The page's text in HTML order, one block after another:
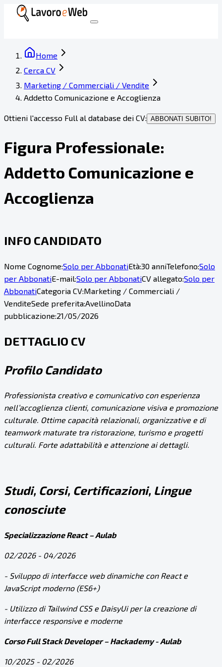
Home
Cerca CV
Marketing / Commerciali / Vendite
Addetto Comunicazione e Accoglienza
Ottieni l'accesso Full al database dei CV: ABBONATI SUBITO!
Figura Professionale:
Addetto Comunicazione e
Accoglienza
INFO CANDIDATO
Nome Cognome:Solo per AbbonatiEtà:30 anniTelefono:Solo
per AbbonatiE-mail:Solo per AbbonatiCV allegato:Solo per
AbbonatiCategoria CV:Marketing / Commerciali /
VenditeSede preferita:AvellinoData
pubblicazione:21/05/2026
DETTAGLIO CV
Profilo Candidato
Professionista creativo e comunicativo con esperienza
nell’accoglienza clienti, comunicazione visiva e promozione
culturale. Ottime capacità relazionali, organizzative e di
teamwork maturate tra ristorazione, turismo e progetti
culturali. Forte adattabilità e attenzione ai dettagli.
Studi, Corsi, Certificazioni, Lingue
conosciute
Specializzazione React – Aulab
02/2026 - 04/2026
- Sviluppo di interfacce web dinamiche con React e
JavaScript moderno (ES6+)
- Utilizzo di Tailwind CSS e DaisyUi per la creazione di
interfacce responsive e moderne
Corso Full Stack Developer – Hackademy - Aulab
10/2025 - 02/2026